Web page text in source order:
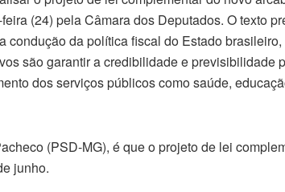
(24) pela Câmara dos Deputados. O texto
condução da política fiscal do Estado
são garantir a credibilidade e previsibilidade
dos serviços públicos como saúde,
(PSD-MG), é que o projeto de lei
junho.